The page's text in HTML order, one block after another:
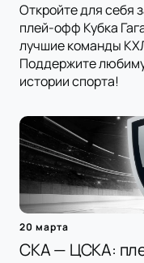
Откройте для себя
плей-офф Кубка
лучшие команды
Поддержите
истории спорта!
20 марта
СКА — ЦСКА: